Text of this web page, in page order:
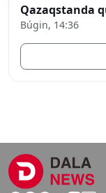
Qazaqstanda
Búgin, 14:36